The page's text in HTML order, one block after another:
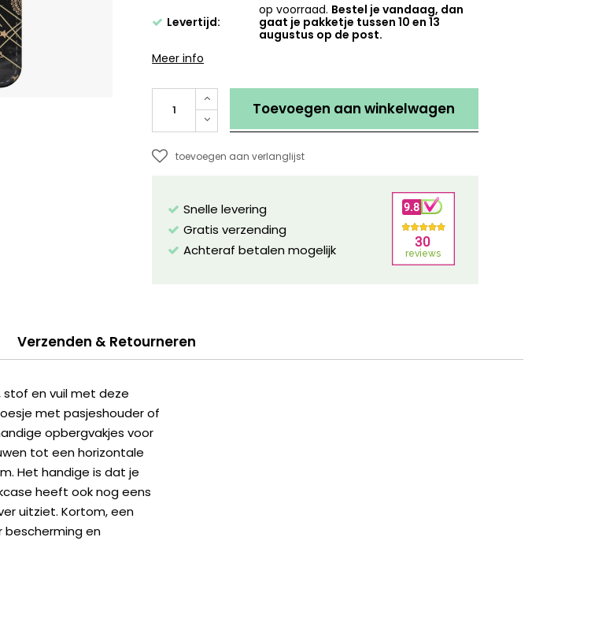
Levertijd:
op voorraad. Bestel je vandaag, dan
gaat je pakketje tussen 10 en 13
augustus op de post.
Meer info
Toevoegen aan winkelwagen
toevoegen aan verlanglijst
Snelle levering
Gratis verzending
Achteraf betalen mogelijk
Verzenden & Retourneren
stof en vuil met deze
met pasjeshouder of
opbergvakjes voor
tot een horizontale
Het handige is dat je
heeft ook nog eens
uitziet. Kortom, een
bescherming en